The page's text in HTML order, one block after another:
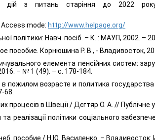
дій з питань старіння до 2022
Access mode: http://www.helpage.org/
політики: Навч. посіб. – К. : МАУП, 2002. –
пособие. Корнюшина Р. В., - Владивосток,
елемента пенсійних систем:
– № 1 (49). – с. 178-184.
пожилом возрасте и политика
68.
в Швеції / Дєгтяр О. А. // Публічне
реалізації політики соціального
пособие / Н.Ю. Василенко. –